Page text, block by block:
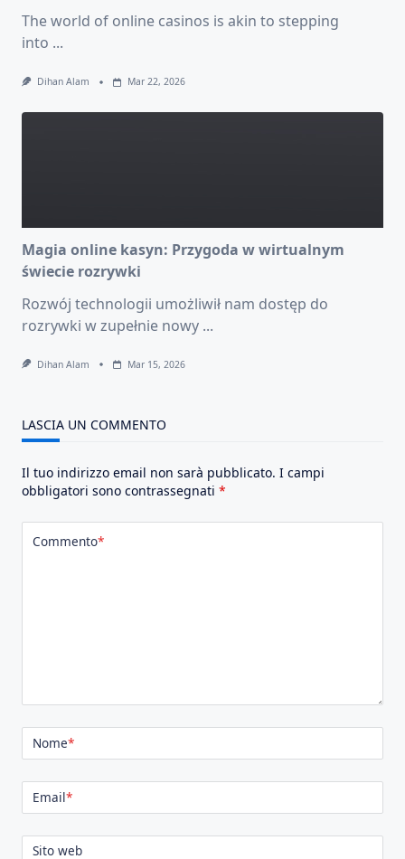
The world of online casinos is akin to stepping
into ...
Dihan Alam Mar 22, 2026
Magia online kasyn: Przygoda w wirtualnym
świecie rozrywki
Rozwój technologii umożliwił nam dostęp do
rozrywki w zupełnie nowy ...
Dihan Alam Mar 15, 2026
LASCIA UN COMMENTO
Il tuo indirizzo email non sarà pubblicato. I campi
obbligatori sono contrassegnati *
Commento*
Nome*
Email*
Sito web